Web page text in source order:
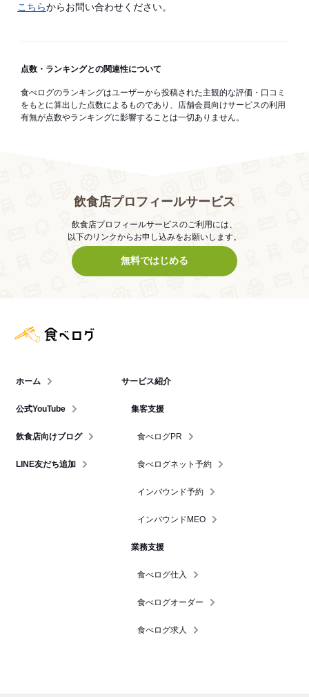
こちらからお問い合わせください。
点数・ランキングとの関連性について
食べログのランキングはユーザーから投稿された主観的な評価・口コミ
をもとに算出した点数によるものであり、店舗会員向けサービスの利用
有無が点数やランキングに影響することは一切ありません。
飲食店プロフィールサービス
飲食店プロフィールサービスのご利用には、
以下のリンクからお申し込みをお願いします。
無料ではじめる
ホーム
公式YouTube
飲食店向けブログ
LINE友だち追加
サービス紹介
集客支援
食べログPR
食べログネット予約
インバウンド予約
インバウンドMEO
業務支援
食べログ仕入
食べログオーダー
食べログ求人